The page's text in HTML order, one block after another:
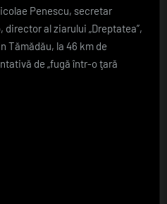
Penescu, secretar
al ziarului „Dreptatea”,
Tămădău, la 46 km de
de „fugă într-o ţară